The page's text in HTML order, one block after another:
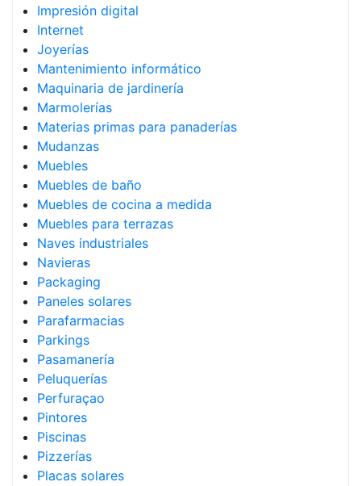
Impresión digital
Internet
Joyerías
Mantenimiento informático
Maquinaria de jardinería
Marmolerías
Materias primas para panaderías
Mudanzas
Muebles
Muebles de baño
Muebles de cocina a medida
Muebles para terrazas
Naves industriales
Navieras
Packaging
Paneles solares
Parafarmacias
Parkings
Pasamanería
Peluquerías
Perfuraçao
Pintores
Piscinas
Pizzerías
Placas solares